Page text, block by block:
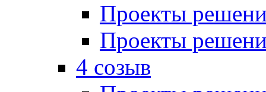
Проекты
Проекты
4 созыв